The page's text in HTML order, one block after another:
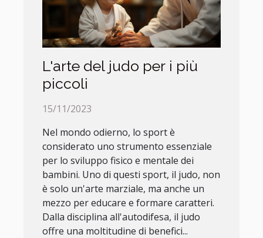
L'arte del judo per i più
piccoli
15/11/2023
Nel mondo odierno, lo sport è
considerato uno strumento essenziale
per lo sviluppo fisico e mentale dei
bambini. Uno di questi sport, il judo, non
è solo un'arte marziale, ma anche un
mezzo per educare e formare caratteri.
Dalla disciplina all'autodifesa, il judo
offre una moltitudine di benefici...